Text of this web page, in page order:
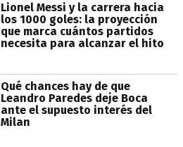
Lionel Messi y la carrera hacia
los 1000 goles: la proyección
que marca cuántos partidos
necesita para alcanzar el hito
Qué chances hay de que
Leandro Paredes deje Boca
ante el supuesto interés del
Milan